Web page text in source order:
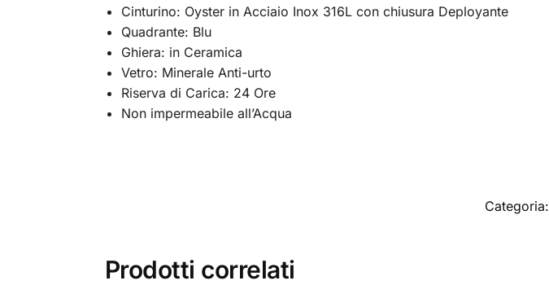
Cinturino: Oyster in Acciaio Inox 316L con chiusura Deployante
Quadrante: Blu
Ghiera: in Ceramica
Vetro: Minerale Anti-urto
Riserva di Carica: 24 Ore
Non impermeabile all’Acqua
Categoria:
Prodotti correlati